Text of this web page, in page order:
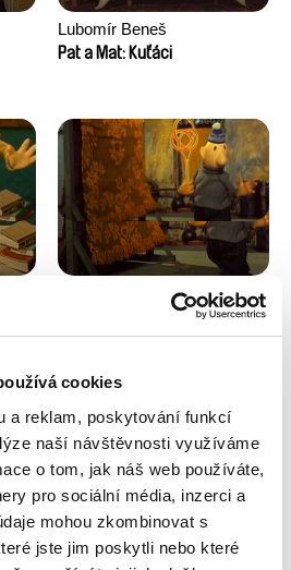
cookies
a reklam, poskytování funkcí
naší návštěvnosti využíváme
o tom, jak náš web používáte,
pro sociální média, inzerci a
mohou zkombinovat s
jste jim poskytli nebo které
Lubomír Beneš
Pat a Mat: Kuťáci
Pat a Mat: Koberec
Lubomír Beneš